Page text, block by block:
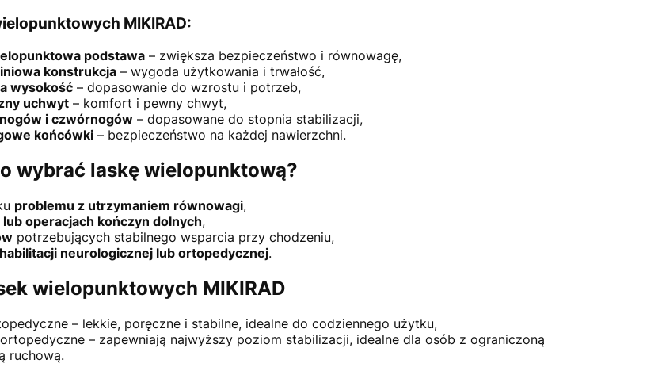
MIKIRAD:
podstawa – zwiększa bezpieczeństwo i równowagę,
konstrukcja – wygoda użytkowania i trwałość,
wysokość – dopasowanie do wzrostu i potrzeb,
uchwyt – komfort i pewny chwyt,
i czwórnogów – dopasowane do stopnia stabilizacji,
końcówki – bezpieczeństwo na każdej nawierzchni.
wybrać laskę wielopunktową?
problemu z utrzymaniem równowagi,
lub operacjach kończyn dolnych,
potrzebujących stabilnego wsparcia przy chodzeniu,
neurologicznej lub ortopedycznej.
wielopunktowych MIKIRAD
– lekkie, poręczne i stabilne, idealne do codziennego użytku,
– zapewniają najwyższy poziom stabilizacji, idealne dla osób z ograniczoną
ruchową.